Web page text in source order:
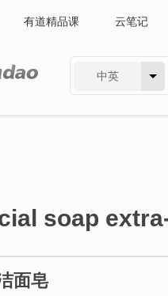
有道精品课 云笔记
中英
soap
面皂